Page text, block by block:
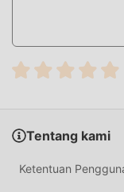
game , トレクル
yang diperbarui
Dengan teknologi
pengguna, dan ada
kemampuan
bahwa semua rpg
Tentang kami
Ketentuan